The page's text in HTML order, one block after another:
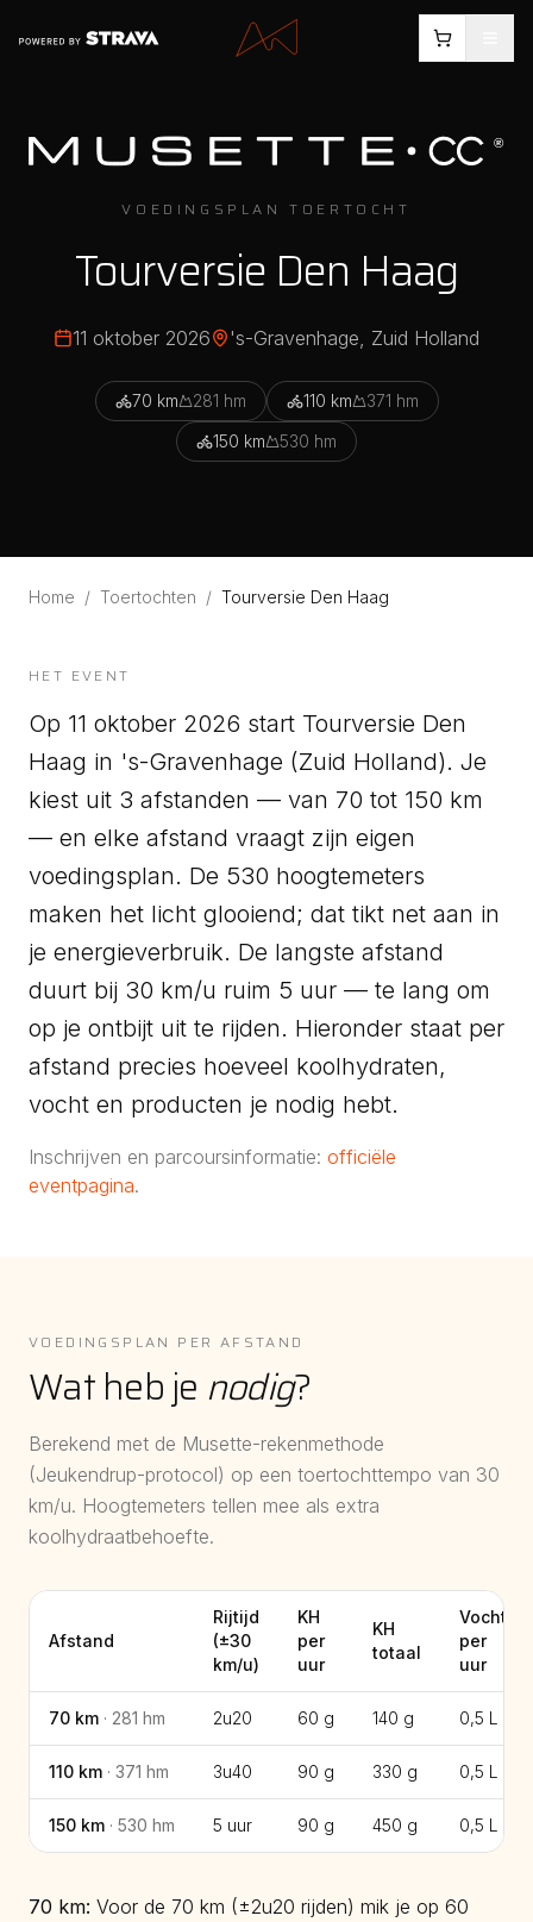
VOEDINGSPLAN TOERTOCHT
Tourversie Den Haag
11 oktober 2026 's-Gravenhage, Zuid Holland
70 km 281 hm 110 km 371 hm
150 km 530 hm
Home / Toertochten / Tourversie Den Haag
HET EVENT
Op 11 oktober 2026 start Tourversie Den
Haag in 's-Gravenhage (Zuid Holland). Je
kiest uit 3 afstanden — van 70 tot 150 km
— en elke afstand vraagt zijn eigen
voedingsplan. De 530 hoogtemeters
maken het licht glooiend; dat tikt net aan in
je energieverbruik. De langste afstand
duurt bij 30 km/u ruim 5 uur — te lang om
op je ontbijt uit te rijden. Hieronder staat per
afstand precies hoeveel koolhydraten,
vocht en producten je nodig hebt.
Inschrijven en parcoursinformatie: officiële
eventpagina.
VOEDINGSPLAN PER AFSTAND
Wat heb je nodig?
Berekend met de Musette-rekenmethode
(Jeukendrup-protocol) op een toertochttempo van 30
km/u. Hoogtemeters tellen mee als extra
koolhydraatbehoefte.
Afstand
Rijtijd
(±30
km/u)
KH
per
uur
KH
totaal
Vocht
per
uur
70 km · 281 hm 2u20 60 g 140 g 0,5 L
110 km · 371 hm 3u40 90 g 330 g 0,5 L
150 km · 530 hm 5 uur 90 g 450 g 0,5 L
70 km: Voor de 70 km (±2u20 rijden) mik je op 60